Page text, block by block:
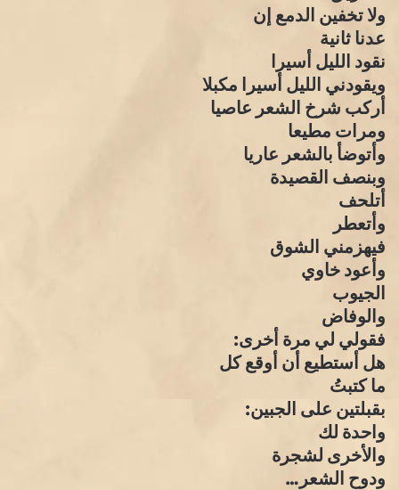
ولا تخفين الدمع إن
عدنا ثانية
نقود الليل أسيرا
ويقودني الليل أسيرا مكبلا
أركب شرخ الشعر عاصيا
ومرات مطيعا
وأتوضأ بالشعر عاريا
وبنصف القصيدة
أتلحف
وأتعطر
فيهزمني الشوق
وأعود خاوي
الجيوب
والوفاض
فقولي لي مرة أخرى:
هل أستطيع أن أوقع كل
ما كتبتُ
بقبلتين على الجبين:
واحدة لك
والأخرى لشجرة
ودوح الشعر…